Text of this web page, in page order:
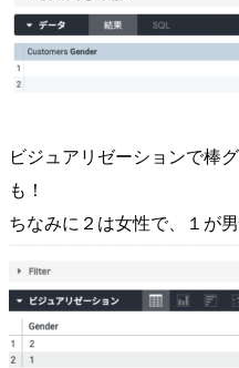
ビジュアリゼーションで棒
も！
ちなみに２は女性で、１が男